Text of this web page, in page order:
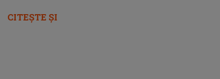
CITEȘTE ȘI